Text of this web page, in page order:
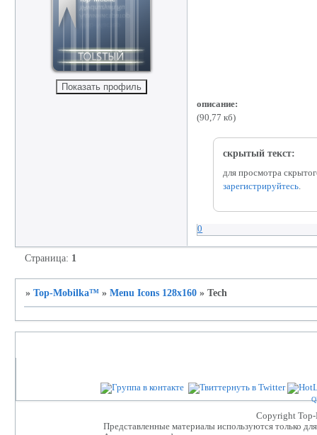
описание:
(90,77 кб)
скрытый текст:
для просмотра
зарегистрируйтесь.
0
Страница: 1
»Top-Mobilka™ »Menu Icons 128x160 »Tech
Сopyright
Представленные материалы используются только